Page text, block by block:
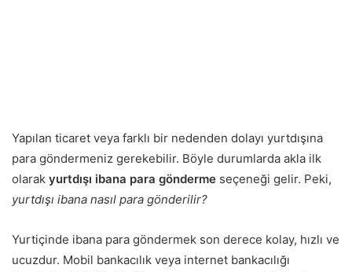
Yapılan ticaret veya farklı bir nedenden dolayı yurtdışına
para göndermeniz gerekebilir. Böyle durumlarda akla ilk
olarak yurtdışı ibana para gönderme seçeneği gelir. Peki,
yurtdışı ibana nasıl para gönderilir?
Yurtiçinde ibana para göndermek son derece kolay, hızlı ve
ucuzdur. Mobil bankacılık veya internet bankacılığı